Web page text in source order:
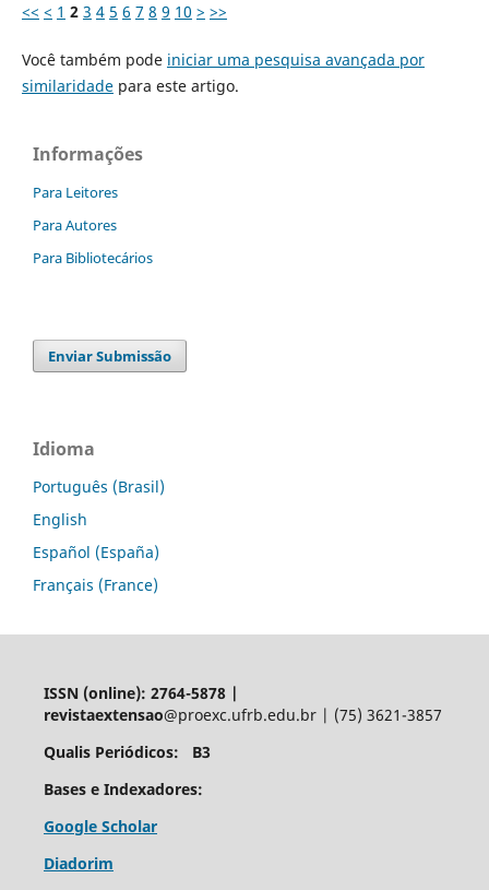
<< < 1 2 3 4 5 6 7 8 9 10 > >>
Você também pode iniciar uma pesquisa avançada por
similaridadepara este artigo.
Informações
Para Leitores
Para Autores
Para Bibliotecários
Enviar Submissão
Idioma
Português (Brasil)
English
Español (España)
Français (France)
ISSN (online): 2764-5878 |
revistaextensao@proexc.ufrb.edu.br | (75) 3621-3857
Qualis Periódicos: B3
Bases e Indexadores:
Google Scholar
Diadorim